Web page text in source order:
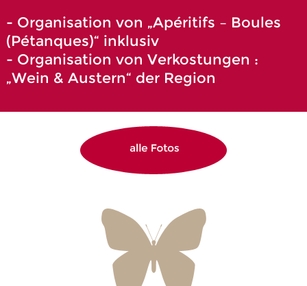
- Organisation von „Apéritifs – Boules
(Pétanques)“ inklusiv
- Organisation von Verkostungen :
„Wein & Austern“ der Region